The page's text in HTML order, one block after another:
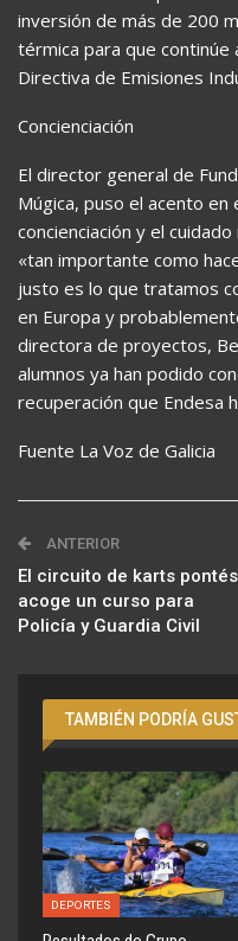
inversión de más de 200
térmica para que continúe
Directiva de Emisiones
Concienciación
El director general de
Múgica, puso el acento en
concienciación y el
«tan importante como
justo es lo que tratamos
en Europa y
directora de proyectos,
alumnos ya han podido
recuperación que Endesa
Fuente La Voz de Galicia
ANTERIOR
El circuito de karts pontés
acoge un curso para
Policía y Guardia Civil
TAMBIÉN PODRÍA
DEPORTES